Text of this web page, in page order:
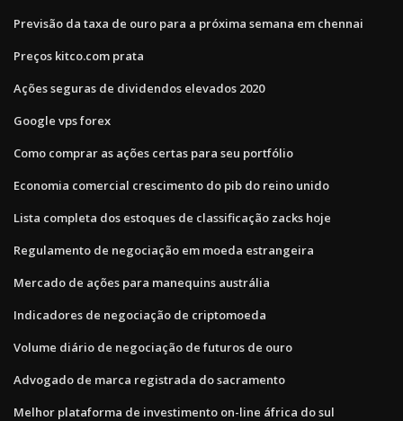
Previsão da taxa de ouro para a próxima semana em chennai
Preços kitco.com prata
Ações seguras de dividendos elevados 2020
Google vps forex
Como comprar as ações certas para seu portfólio
Economia comercial crescimento do pib do reino unido
Lista completa dos estoques de classificação zacks hoje
Regulamento de negociação em moeda estrangeira
Mercado de ações para manequins austrália
Indicadores de negociação de criptomoeda
Volume diário de negociação de futuros de ouro
Advogado de marca registrada do sacramento
Melhor plataforma de investimento on-line áfrica do sul